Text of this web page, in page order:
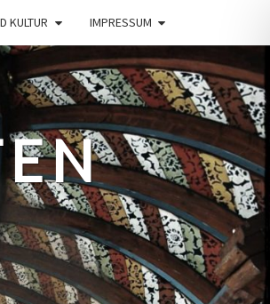
KULTUR IMPRESSUM